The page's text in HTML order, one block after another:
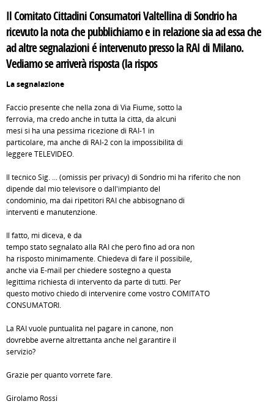
Il Comitato Cittadini Consumatori Valtellina di Sondrio ha
ricevuto la nota che pubblichiamo e in relazione sia ad essa che
ad altre segnalazioni é intervenuto presso la RAI di Milano.
Vediamo se arriverà risposta (la rispos
La segnalazione
Faccio presente che nella zona di Via Fiume, sotto la
ferrovia, ma credo anche in tutta la città, da alcuni
mesi si ha una pessima ricezione di RAI-1 in
particolare, ma anche di RAI-2 con la impossibilità di
leggere TELEVIDEO.
Il tecnico Sig. ... (omissis per privacy) di Sondrio mi ha riferito che non
dipende dal mio televisore o dall'impianto del
condominio, ma dai ripetitori RAI che abbisognano di
interventi e manutenzione.
Il fatto, mi diceva, è da
tempo stato segnalato alla RAI che però fino ad ora non
ha risposto minimamente. Chiedeva di fare il possibile,
anche via E-mail per chiedere sostegno a questa
legittima richiesta di intervento da parte di tutti. Per
questo motivo chiedo di intervenire come vostro COMITATO
CONSUMATORI.
La RAI vuole puntualità nel pagare in canone, non
dovrebbe averne altrettanta anche nel garantire il
servizio?
Grazie per quanto vorrete fare.
Girolamo Rossi